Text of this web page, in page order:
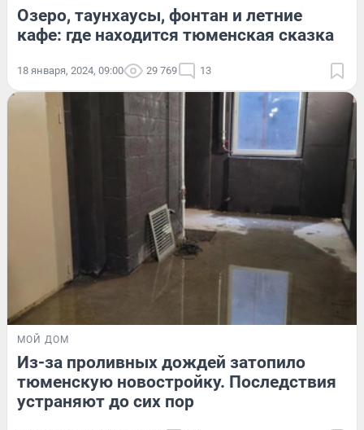
Озеро, таунхаусы, фонтан и летние
кафе: где находится тюменская сказка
18 января, 2024, 09:00 29 769 13
МОЙ ДОМ
Из-за проливных дождей затопило
тюменскую новостройку. Последствия
устраняют до сих пор